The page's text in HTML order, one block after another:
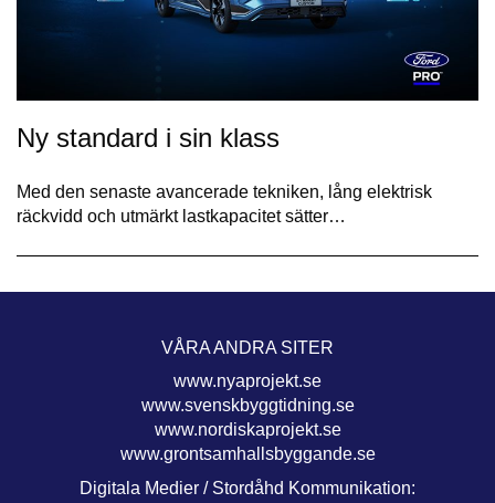
Ny standard i sin klass
Med den senaste avancerade tekniken, lång elektrisk
räckvidd och utmärkt lastkapacitet sätter…
VÅRA ANDRA SITER
www.nyaprojekt.se
www.svenskbyggtidning.se
www.nordiskaprojekt.se
www.grontsamhallsbyggande.se
Digitala Medier / Stordåhd Kommunikation: